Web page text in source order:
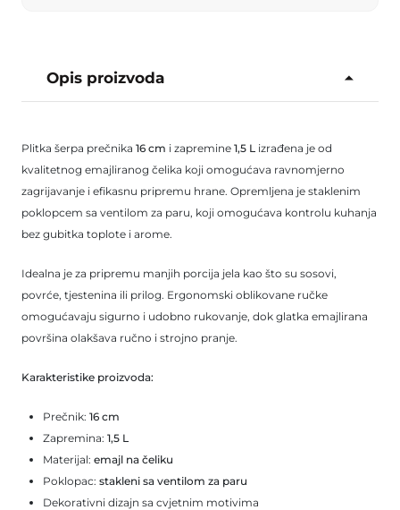
Opis proizvoda
Plitka šerpa prečnika 16 cm i zapremine 1,5 L izrađena je od
kvalitetnog emajliranog čelika koji omogućava ravnomjerno
zagrijavanje i efikasnu pripremu hrane. Opremljena je staklenim
poklopcem sa ventilom za paru, koji omogućava kontrolu kuhanja
bez gubitka toplote i arome.
Idealna je za pripremu manjih porcija jela kao što su sosovi,
povrće, tjestenina ili prilog. Ergonomski oblikovane ručke
omogućavaju sigurno i udobno rukovanje, dok glatka emajlirana
površina olakšava ručno i strojno pranje.
Karakteristike proizvoda:
Prečnik: 16 cm
Zapremina: 1,5 L
Materijal: emajl na čeliku
Poklopac: stakleni sa ventilom za paru
Dekorativni dizajn sa cvjetnim motivima